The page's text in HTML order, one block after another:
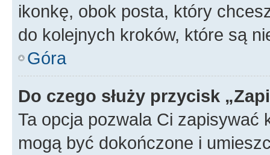
ikonkę, obok posta, który
do kolejnych kroków, które są
Góra
Do czego służy przycisk
Ta opcja pozwala Ci zapisywać
mogą być dokończone i